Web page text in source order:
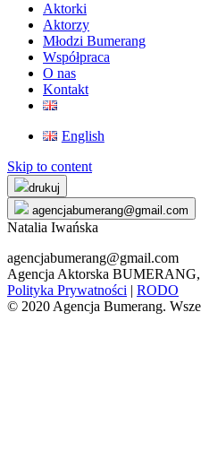
Aktorki
Aktorzy
Młodzi Bumerang
Współpraca
O nas
Kontakt
English
Skip to content
drukuj
agencjabumerang@gmail.com
Natalia Iwańska
agencjabumerang@gmail.com
Agencja Aktorska BUMERANG,
Polityka Prywatności | RODO
© 2020 Agencja Bumerang.